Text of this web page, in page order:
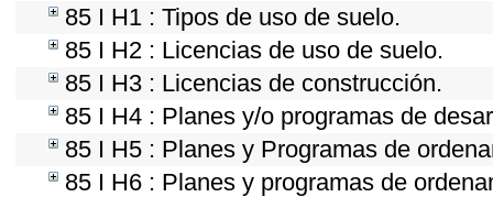
85 I H1 : Tipos de uso de suelo.
85 I H2 : Licencias de uso de suelo.
85 I H3 : Licencias de construcción.
85 I H4 : Planes y/o programas de
85 I H5 : Planes y Programas de
85 I H6 : Planes y programas de